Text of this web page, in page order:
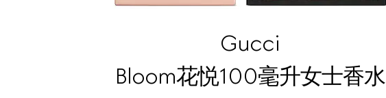
Gucci
Bloom花悦100毫升女士香水